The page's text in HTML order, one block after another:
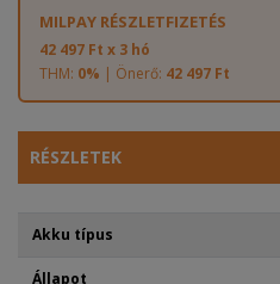
MILPAY RÉSZLETFIZETÉS
42 497 Ft x 3 hó
THM: 0% | Önerő: 42 497 Ft
RÉSZLETEK
Akku típus
Állapot